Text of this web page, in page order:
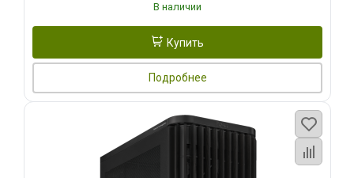
В наличии
Купить
Подробнее